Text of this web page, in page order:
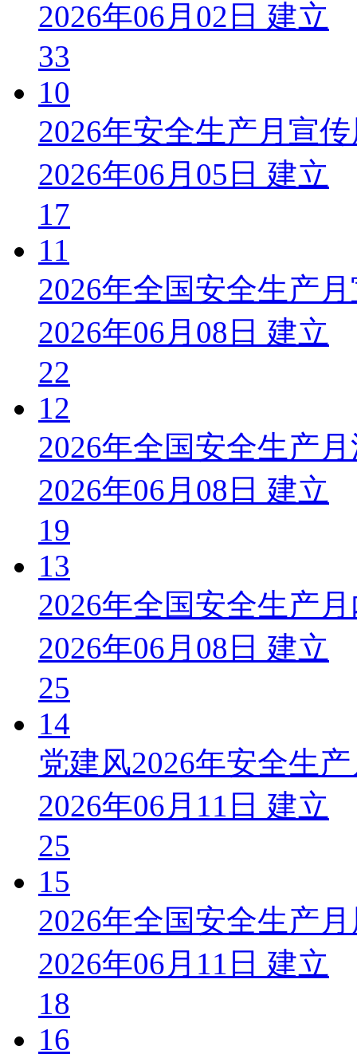
2026年06月02日 建立
33
10
2026年安全生产月宣
2026年06月05日 建立
17
11
2026年全国安全生产
2026年06月08日 建立
22
12
2026年全国安全生产
2026年06月08日 建立
19
13
2026年全国安全生产
2026年06月08日 建立
25
14
党建风2026年安全生
2026年06月11日 建立
25
15
2026年全国安全生产
2026年06月11日 建立
18
16